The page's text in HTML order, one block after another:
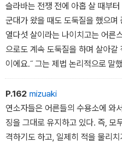
이러한 작업이 아다끄에서 밤마다
그리고 바로 이런 방식에 의해서 우
달성되었던 것이다.
슬라바는 전쟁 전에 아홉 살 때부
군대가 왔을 때도 도둑질을 했으며
열다섯 살이라는 나이치고는 어른
으로도 계속 도둑질을 하며 살아갈
이에요.˝ 그는 제법 논리적으로 말
빵과 물 이외에는 아무것도 구경할
무 고생을 했으니까 앞으론 좀 잘살
들어왓을 때는 뭘 했니?˝ 나는 그
일군 점령 기간에 대해 물었다. 그
독일군이 들어왔을 때는 일을 했지
P.162 mizuaki
연소자들은 어른들의 수용소에 와
징을 그대로 유지하고 있다. 즉, 모
격하기도 하고, 일제히 적을 물리